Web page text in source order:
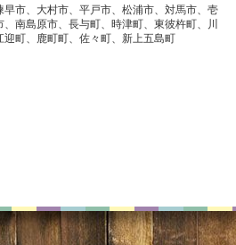
市、大村市、平戸市、松浦市、対馬市、壱
南島原市、長与町、時津町、東彼杵町、川
町、鹿町町、佐々町、新上五島町